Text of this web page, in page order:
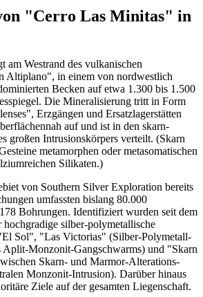
"Cerro Las Minitas" in
am Westrand des vulkanischen
Altiplano", in einem von nordwestlich
Becken auf etwa 1.300 bis 1.500
Die Mineralisierung tritt in Form
Erzgängen und Ersatzlagerstätten
auf und ist in den skarn-
großen Intrusionskörpers verteilt. (Skarn
metamorphen oder metasomatischen
Silikaten.)
von Southern Silver Exploration bereits
umfassten bislang 80.000
Bohrungen. Identifiziert wurden seit dem
hochgradige silber-polymetallische
Sol", "Las Victorias" (Silber-Polymetall-
Aplit-Monzonit-Gangschwarms) und "Skarn
Skarn- und Marmor-Alterations-
Monzonit-Intrusion). Darüber hinaus
Ziele auf der gesamten Liegenschaft.